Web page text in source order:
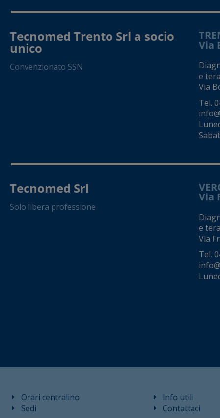
Tecnomed Trento Srl a socio
unico
Convenzionato SSN
Via
e
Via
Tel.
Tecnomed Srl
Solo libera professione
Via
e
Via
Tel.
Orari centralino
Sedi
Info utili
Contattaci